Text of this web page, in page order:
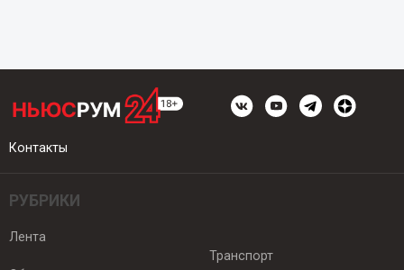
Контакты
РУБРИКИ
Лента
Транспорт